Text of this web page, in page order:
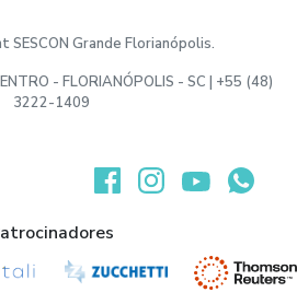
Grande Florianópolis.
- FLORIANÓPOLIS - SC | +55 (48)
3222-1409
por: